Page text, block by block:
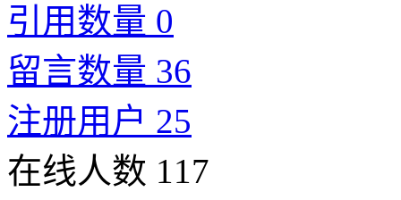
引用数量 0
留言数量 36
注册用户 25
在线人数 117